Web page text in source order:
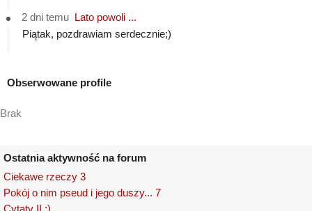
2 dni temu Lato powoli ...
Piątak, pozdrawiam serdecznie;)
Obserwowane profile
Brak
Ostatnia aktywność na forum
Ciekawe rzeczy 3
Pokój o nim pseud i jego duszy... 7
Cytaty II ;)